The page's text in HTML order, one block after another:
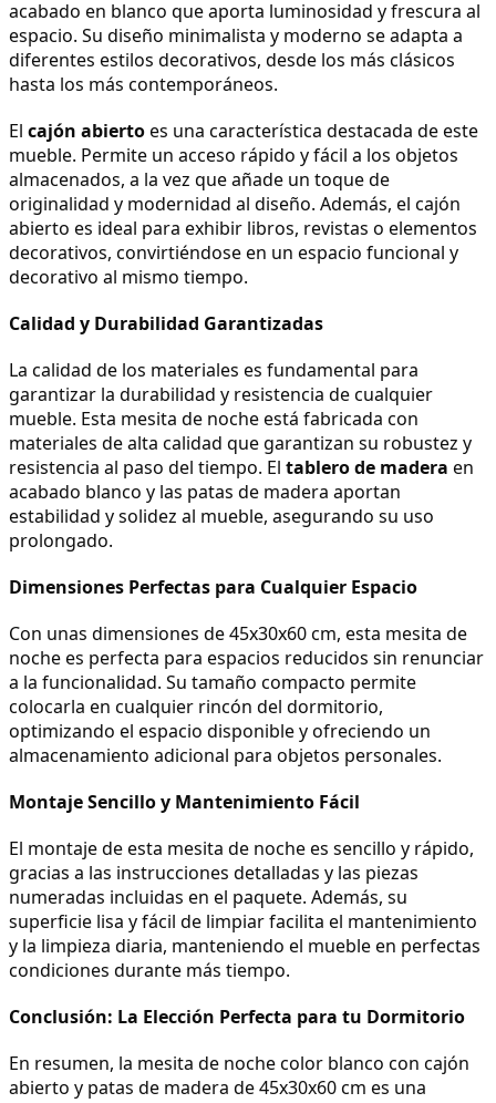
acabado en blanco que aporta luminosidad y frescura al
espacio. Su diseño minimalista y moderno se adapta a
diferentes estilos decorativos, desde los más clásicos
hasta los más contemporáneos.
El cajón abierto es una característica destacada de este
mueble. Permite un acceso rápido y fácil a los objetos
almacenados, a la vez que añade un toque de
originalidad y modernidad al diseño. Además, el cajón
abierto es ideal para exhibir libros, revistas o elementos
decorativos, convirtiéndose en un espacio funcional y
decorativo al mismo tiempo.
Calidad y Durabilidad Garantizadas
La calidad de los materiales es fundamental para
garantizar la durabilidad y resistencia de cualquier
mueble. Esta mesita de noche está fabricada con
materiales de alta calidad que garantizan su robustez y
resistencia al paso del tiempo. El tablero de madera en
acabado blanco y las patas de madera aportan
estabilidad y solidez al mueble, asegurando su uso
prolongado.
Dimensiones Perfectas para Cualquier Espacio
Con unas dimensiones de 45x30x60 cm, esta mesita de
noche es perfecta para espacios reducidos sin renunciar
a la funcionalidad. Su tamaño compacto permite
colocarla en cualquier rincón del dormitorio,
optimizando el espacio disponible y ofreciendo un
almacenamiento adicional para objetos personales.
Montaje Sencillo y Mantenimiento Fácil
El montaje de esta mesita de noche es sencillo y rápido,
gracias a las instrucciones detalladas y las piezas
numeradas incluidas en el paquete. Además, su
superficie lisa y fácil de limpiar facilita el mantenimiento
y la limpieza diaria, manteniendo el mueble en perfectas
condiciones durante más tiempo.
Conclusión: La Elección Perfecta para tu Dormitorio
En resumen, la mesita de noche color blanco con cajón
abierto y patas de madera de 45x30x60 cm es una